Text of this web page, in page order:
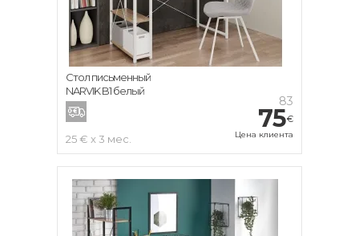
83
75€
Цена клиента
25 € x 3 мес.
Стол письменный
NARVIK B1 белый